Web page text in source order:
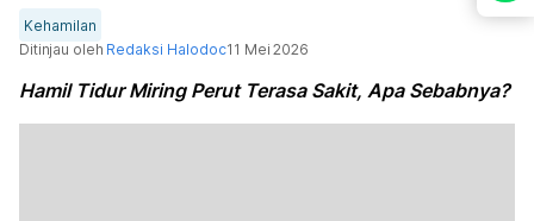
Kehamilan
Ditinjau oleh Redaksi Halodoc11 Mei 2026
Hamil Tidur Miring Perut Terasa Sakit, Apa Sebabnya?